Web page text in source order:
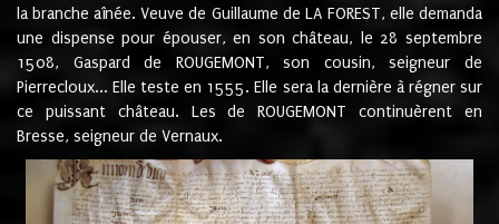
la branche aînée. Veuve de Guillaume de LA FOREST, elle demanda
une dispense pour épouser, en son château, le 28 septembre
1508, Gaspard de ROUGEMONT, son cousin, seigneur de
Pierrecloux... Elle teste en 1555. Elle sera la dernière à régner sur
ce puissant château. Les de ROUGEMONT continuèrent en
Bresse, seigneur de Vernaux.